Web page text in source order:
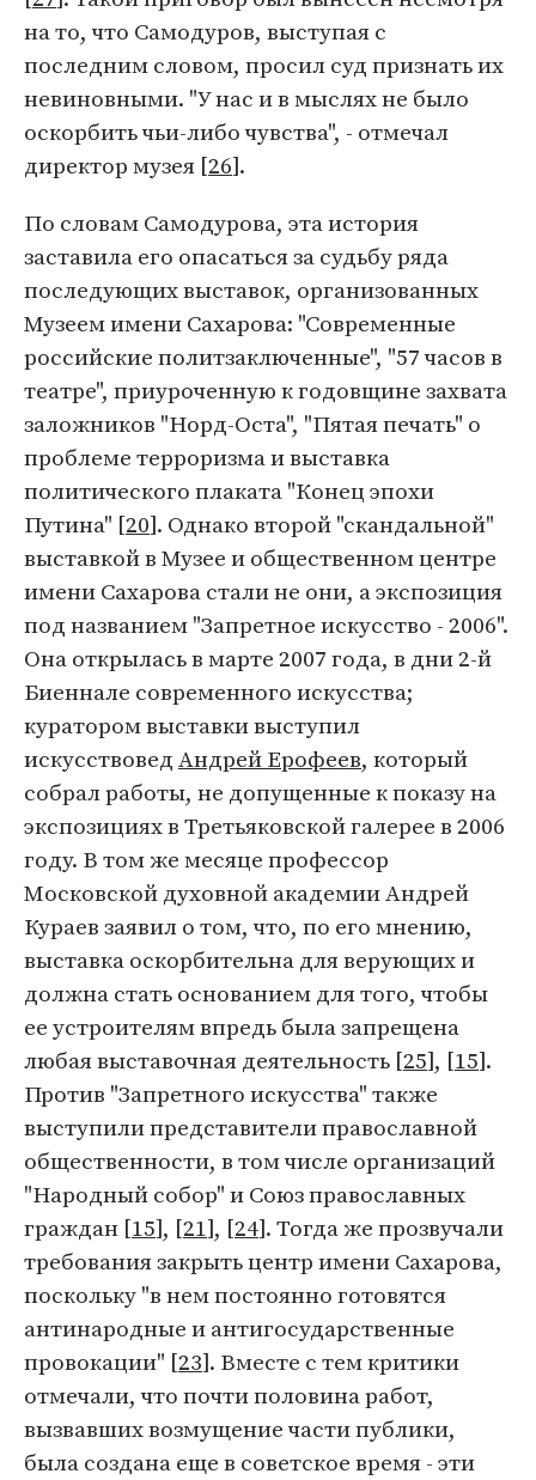
на то, что Самодуров, выступая с
последним словом, просил суд признать их
невиновными. "У нас и в мыслях не было
оскорбить чьи-либо чувства", - отмечал
директор музея [26].
По словам Самодурова, эта история
заставила его опасаться за судьбу ряда
последующих выставок, организованных
Музеем имени Сахарова: "Современные
российские политзаключенные", "57 часов в
театре", приуроченную к годовщине захвата
заложников "Норд-Оста", "Пятая печать" о
проблеме терроризма и выставка
политического плаката "Конец эпохи
Путина" [20]. Однако второй "скандальной"
выставкой в Музее и общественном центре
имени Сахарова стали не они, а экспозиция
под названием "Запретное искусство - 2006".
Она открылась в марте 2007 года, в дни 2-й
Биеннале современного искусства;
куратором выставки выступил
искусствоведАндрей Ерофеев, который
собрал работы, не допущенные к показу на
экспозициях в Третьяковской галерее в 2006
году. В том же месяце профессор
Московской духовной академии Андрей
Кураев заявил о том, что, по его мнению,
выставка оскорбительна для верующих и
должна стать основанием для того, чтобы
ее устроителям впредь была запрещена
любая выставочная деятельность [25], [15].
Против "Запретного искусства" также
выступили представители православной
общественности, в том числе организаций
"Народный собор" и Союз православных
граждан [15], [21], [24]. Тогда же прозвучали
требования закрыть центр имени Сахарова,
поскольку "в нем постоянно готовятся
антинародные и антигосударственные
провокации" [23]. Вместе с тем критики
отмечали, что почти половина работ,
вызвавших возмущение части публики,
была создана еще в советское время - эти